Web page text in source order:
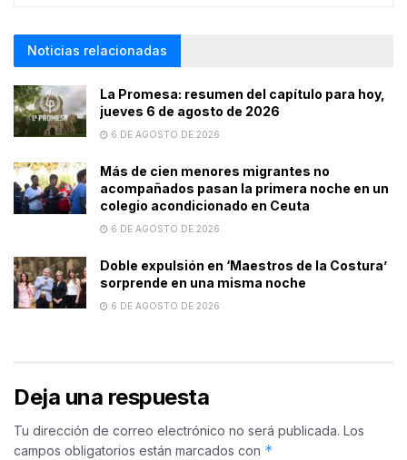
Noticias relacionadas
La Promesa: resumen del capítulo para hoy,
jueves 6 de agosto de 2026
6 DE AGOSTO DE 2026
Más de cien menores migrantes no
acompañados pasan la primera noche en un
colegio acondicionado en Ceuta
6 DE AGOSTO DE 2026
Doble expulsión en ‘Maestros de la Costura’
sorprende en una misma noche
6 DE AGOSTO DE 2026
Deja una respuesta
Tu dirección de correo electrónico no será publicada. Los
campos obligatorios están marcados con *